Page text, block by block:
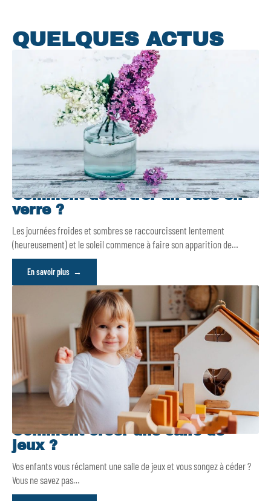
QUELQUES ACTUS
Comment détartrer un vase en
verre ?
Les journées froides et sombres se raccourcissent lentement
(heureusement) et le soleil commence à faire son apparition de…
En savoir plus
Comment créer une salle de
jeux ?
Vos enfants vous réclament une salle de jeux et vous songez à céder ?
Vous ne savez pas…